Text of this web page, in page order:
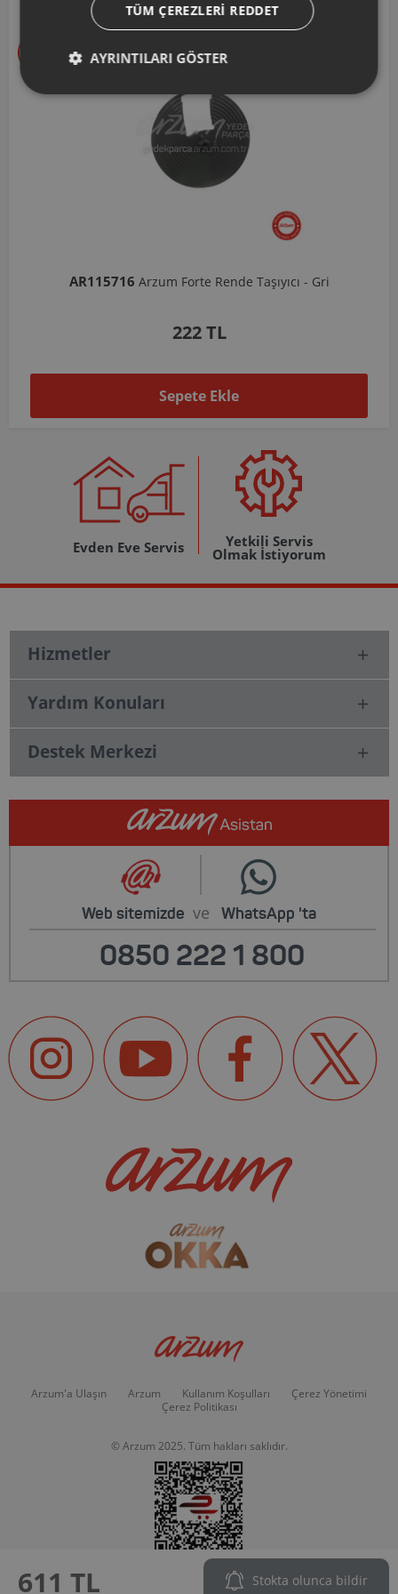
611 TL Stokta olunca bildir
AR103206Arzum Shake'N Take Doğrayıcı Hazne 570 Ml-Koyu
1.037 TL
Sepete Ekle
Evden Eve Servis Yetkili Servis
Olmak İstiyorum
Hizmetler
Yardım Konuları
Destek Merkezi
Web sitemizde ve WhatsApp 'ta
0850 222 1 800
Arzum'a Ulaşın Arzum Kullanım Koşulları
Çerez Yönetimi
Çerez Politikası
© Arzum 2025. Tüm hakları saklıdır.
TÜM ÇEREZLERI REDDET
AYRINTILARI GÖSTER